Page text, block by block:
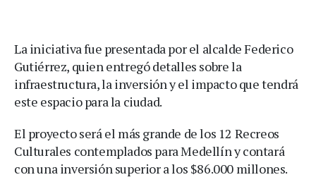
La iniciativa fue presentada por el alcalde Federico
Gutiérrez, quien entregó detalles sobre la
infraestructura, la inversión y el impacto que tendrá
este espacio para la ciudad.
El proyecto será el más grande de los 12 Recreos
Culturales contemplados para Medellín y contará
con una inversión superior a los $86.000 millones.